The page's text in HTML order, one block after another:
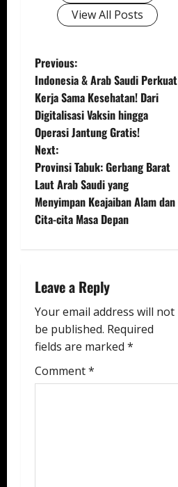
View All Posts
P
o
s
t
n
a
g
a
t
i
Previous:
Indonesia & Arab Saudi Perkuat
Kerja Sama Kesehatan! Dari
Digitalisasi Vaksin hingga
Operasi Jantung Gratis!
Next:
Provinsi Tabuk: Gerbang Barat
Laut Arab Saudi yang
Menyimpan Keajaiban Alam dan
Cita-cita Masa Depan
Leave a Reply
Your email address will not
be published. Required
fields are marked *
Comment*